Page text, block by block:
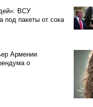
ВСУ
под пакеты от сока
Армении
о